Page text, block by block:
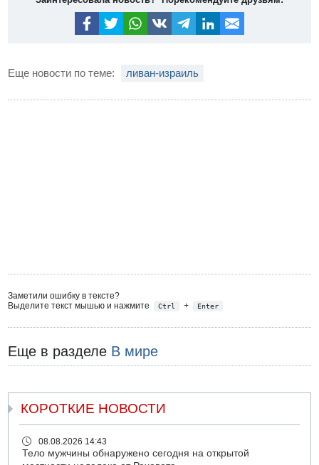
Еще новости по теме: ливан-израиль
Заметили ошибку в тексте?
Выделите текст мышью и нажмите
Ctrl + Enter
Еще в разделе В мире
КОРОТКИЕ НОВОСТИ
08.08.2026 14:43
Тело мужчины обнаружено сегодня на открытой